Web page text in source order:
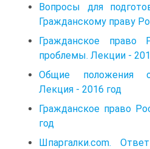
Вопросы для
Гражданскому праву
Гражданское право
проблемы. Лекции -
Общие положения
Лекция - 2016 год
Гражданское право
год
Шпаргалки.com.